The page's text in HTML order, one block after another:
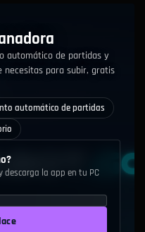
automático de partidas y
necesitas para subir, gratis
automático de partidas
descarga la app en tu PC